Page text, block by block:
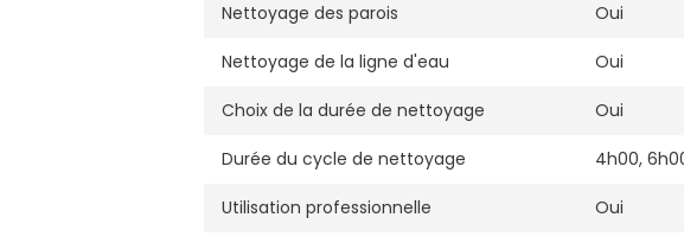
Nettoyage des parois Oui
Nettoyage de la ligne d'eau Oui
Choix de la durée de nettoyage Oui
Durée du cycle de nettoyage 4h00,
Utilisation professionnelle Oui